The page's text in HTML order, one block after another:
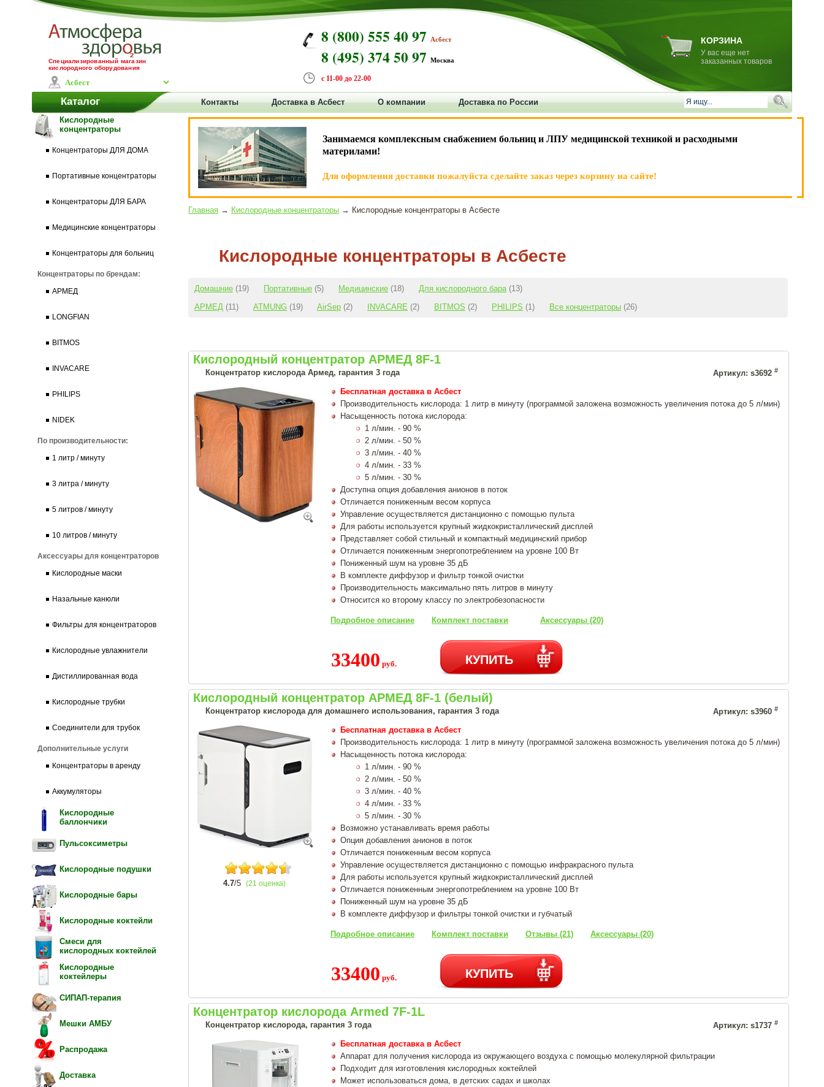
Специализированный магазин
кислородного оборудования
8 (800) 555 40 97 Асбест
8 (495) 374 50 97 Москва
с 11-00 до 22-00
КОРЗИНА
У вас еще нет
заказанных товаров
Каталог Контакты Доставка в Асбест О компании
Доставка по России
Кислородные
концентраторы
Концентраторы ДЛЯ ДОМА
Портативные концентраторы
Концентраторы ДЛЯ БАРА
Медицинские концентраторы
Концентраторы для больниц
Концентраторы по брендам:
АРМЕД
LONGFIAN
BITMOS
INVACARE
PHILIPS
NIDEK
По производительности:
1 литр / минуту
3 литра / минуту
5 литров / минуту
10 литров / минуту
Аксессуары для концентраторов
Кислородные маски
Назальные канюли
Фильтры для концентраторов
Кислородные увлажнители
Дистиллированная вода
Кислородные трубки
Соединители для трубок
Дополнительные услуги
Концентраторы в аренду
Аккумуляторы
Кислородные
баллончики
Пульсоксиметры
Кислородные подушки
Кислородные бары
Кислородные коктейли
Смеси для
кислородных коктейлей
Кислородные
коктейлеры
СИПАП-терапия
Мешки АМБУ
Распродажа
Доставка
Занимаемся комплексным снабжением больниц и ЛПУ медицинской техникой и расходными
материлами!
Для оформления доставки пожалуйста сделайте заказ через корзину на сайте!
Главная → Кислородные концентраторы → Кислородные концентраторы в Асбесте
Кислородные концентраторы в Асбесте
Домашние (19) Портативные (5) Медицинские (18) Для кислородного бара (13)
АРМЕД (11) ATMUNG (19) AirSep (2) INVACARE (2) BITMOS (2) PHILIPS (1) Все концентраторы (26)
Кислородный концентратор АРМЕД 8F-1
Концентратор кислорода Армед, гарантия 3 года Артикул: s3692 #
Бесплатная доставка в Асбест
Производительность кислорода: 1 литр в минуту (программой заложена возможность увеличения потока до 5 л/мин)
Насыщенность потока кислорода:
1 л/мин. - 90 %
2 л/мин. - 50 %
3 л/мин. - 40 %
4 л/мин. - 33 %
5 л/мин. - 30 %
Доступна опция добавления анионов в поток
Отличается пониженным весом корпуса
Управление осуществляется дистанционно с помощью пульта
Для работы используется крупный жидкокристаллический дисплей
Представляет собой стильный и компактный медицинский прибор
Отличается пониженным энергопотреблением на уровне 100 Вт
Пониженный шум на уровне 35 дБ
В комплекте диффузор и фильтр тонкой очистки
Производительность максимально пять литров в минуту
Относится ко второму классу по электробезопасности
Подробное описание Комплект поставки Аксессуары (20)
33400 руб. КУПИТЬ
Кислородный концентратор АРМЕД 8F-1 (белый)
Концентратор кислорода для домашнего использования, гарантия 3 года Артикул: s3960 #
4.7/5 (21 оценка)
Бесплатная доставка в Асбест
Производительность кислорода: 1 литр в минуту (программой заложена возможность увеличения потока до 5 л/мин)
Насыщенность потока кислорода:
1 л/мин. - 90 %
2 л/мин. - 50 %
3 л/мин. - 40 %
4 л/мин. - 33 %
5 л/мин. - 30 %
Возможно устанавливать время работы
Опция добавления анионов в поток
Отличается пониженным весом корпуса
Управление осуществляется дистанционно с помощью инфракрасного пульта
Для работы используется крупный жидкокристаллический дисплей
Отличается пониженным энергопотреблением на уровне 100 Вт
Пониженный шум на уровне 35 дБ
В комплекте диффузор и фильтры тонкой очистки и губчатый
Подробное описание Комплект поставки Отзывы (21) Аксессуары (20)
33400 руб. КУПИТЬ
Концентратор кислорода Armed 7F-1L
Концентратор кислорода, гарантия 3 года Артикул: s1737 #
Бесплатная доставка в Асбест
Аппарат для получения кислорода из окружающего воздуха с помощью молекулярной фильтрации
Подходит для изготовления кислородных коктейлей
Может использоваться дома, в детских садах и школах